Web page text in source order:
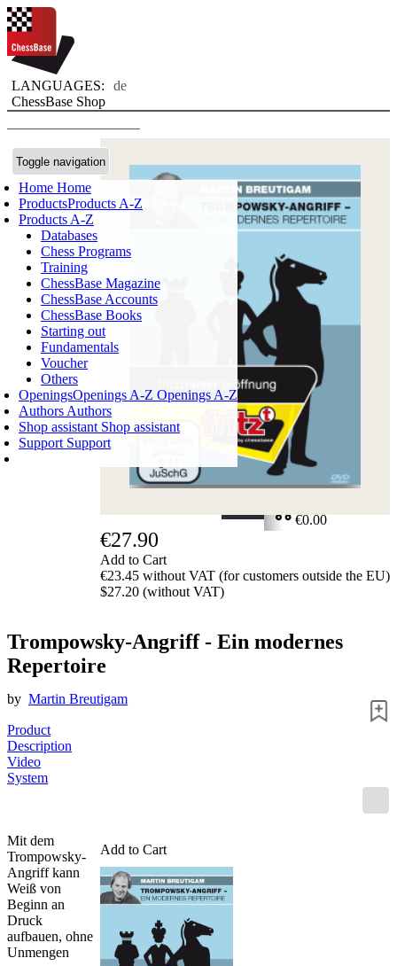
LANGUAGES:
de
ChessBase Shop
Toggle navigation
Home Home
ProductsProducts A-Z
Products A-Z
Databases
Chess Programs
Training
ChessBase Magazine
ChessBase Accounts
ChessBase Books
Starting out
Fundamentals
Voucher
Others
OpeningsOpenings A-Z Openings A-Z
Authors Authors
Shop assistant Shop assistant
Support Support
Login
SHOPPING CART
€0.00
€27.90
Add to Cart
€23.45 without VAT (for customers outside the EU)
$27.20 (without VAT)
Trompowsky-Angriff - Ein modernes
Repertoire
by Martin Breutigam
Product
Description
Video
System
Add to Cart
Mit dem
Trompowsky-
Angriff kann
Weiß von
Beginn an
Druck
aufbauen, ohne
Unmengen